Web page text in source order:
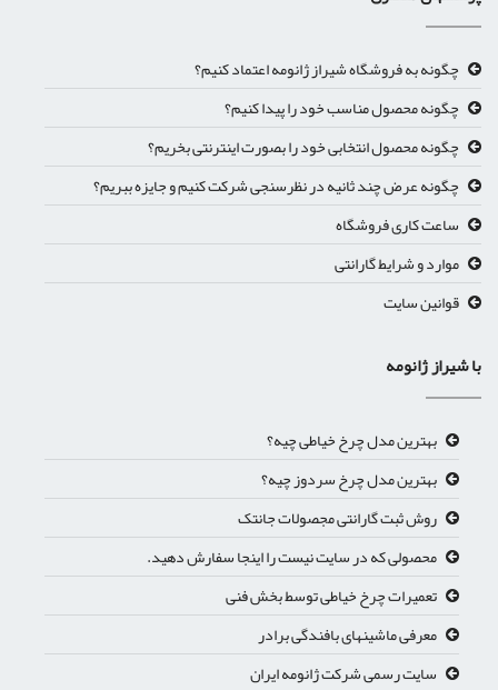
چگونه به فروشگاه شیراز ژانومه اعتماد کنیم؟
چگونه محصول مناسب خود را پیدا کنیم؟
چگونه محصول انتخابی خود را بصورت اینترنتی بخریم؟
چگونه عرض چند ثانیه در نظرسنجی شرکت کنیم و جایزه ببریم؟
ساعت کاری فروشگاه
موارد و شرایط گارانتی
قوانین سایت
شیراز ژانومه
بهترین مدل چرخ خیاطی چیه؟
بهترین مدل چرخ سردوز چیه؟
روش ثبت گارانتی مجصولات جانتک
محصولی که در سایت نیست را اینجا سفارش دهید.
تعمیرات چرخ خیاطی توسط بخش فنی
معرفی ماشینهای بافندگی برادر
سایت رسمی شرکت ژانومه ایران